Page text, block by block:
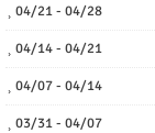
04/21 - 04/28
04/14 - 04/21
04/07 - 04/14
03/31 - 04/07